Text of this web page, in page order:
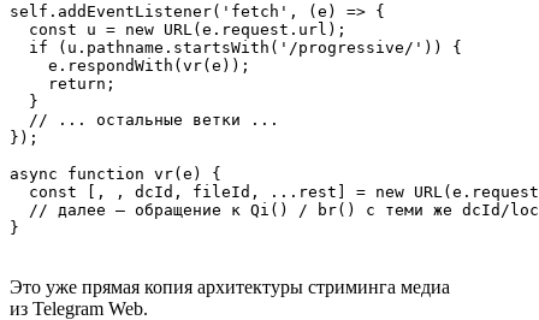
self.addEventListener('fetch', (e) => {
  const u = new URL(e.request.url);
  if (u.pathname.startsWith('/progressive/')) {
    e.respondWith(vr(e));
    return;
  }
  // ... остальные ветки ...
});
async function vr(e) {
const [, , dcId, fileId, ...rest] = new
// далее — обращение к Qi() / br() с теми же dcId/
}
Это уже прямая копия архитектуры стриминга медиа
из Telegram Web.